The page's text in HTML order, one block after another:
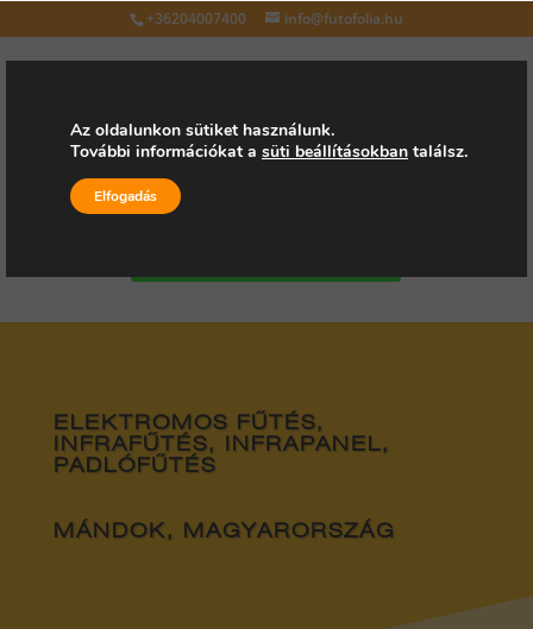
+36204007400 info@futofolia.hu
Válasszon oldalt
ELEKTROMOS FŰTÉS,
INFRAFŰTÉS, INFRAPANEL,
PADLÓFŰTÉS
MÁNDOK, MAGYARORSZÁG
Az oldalunkon sütiket használunk.
További információkat a süti beállításokban találsz.
Elfogadás